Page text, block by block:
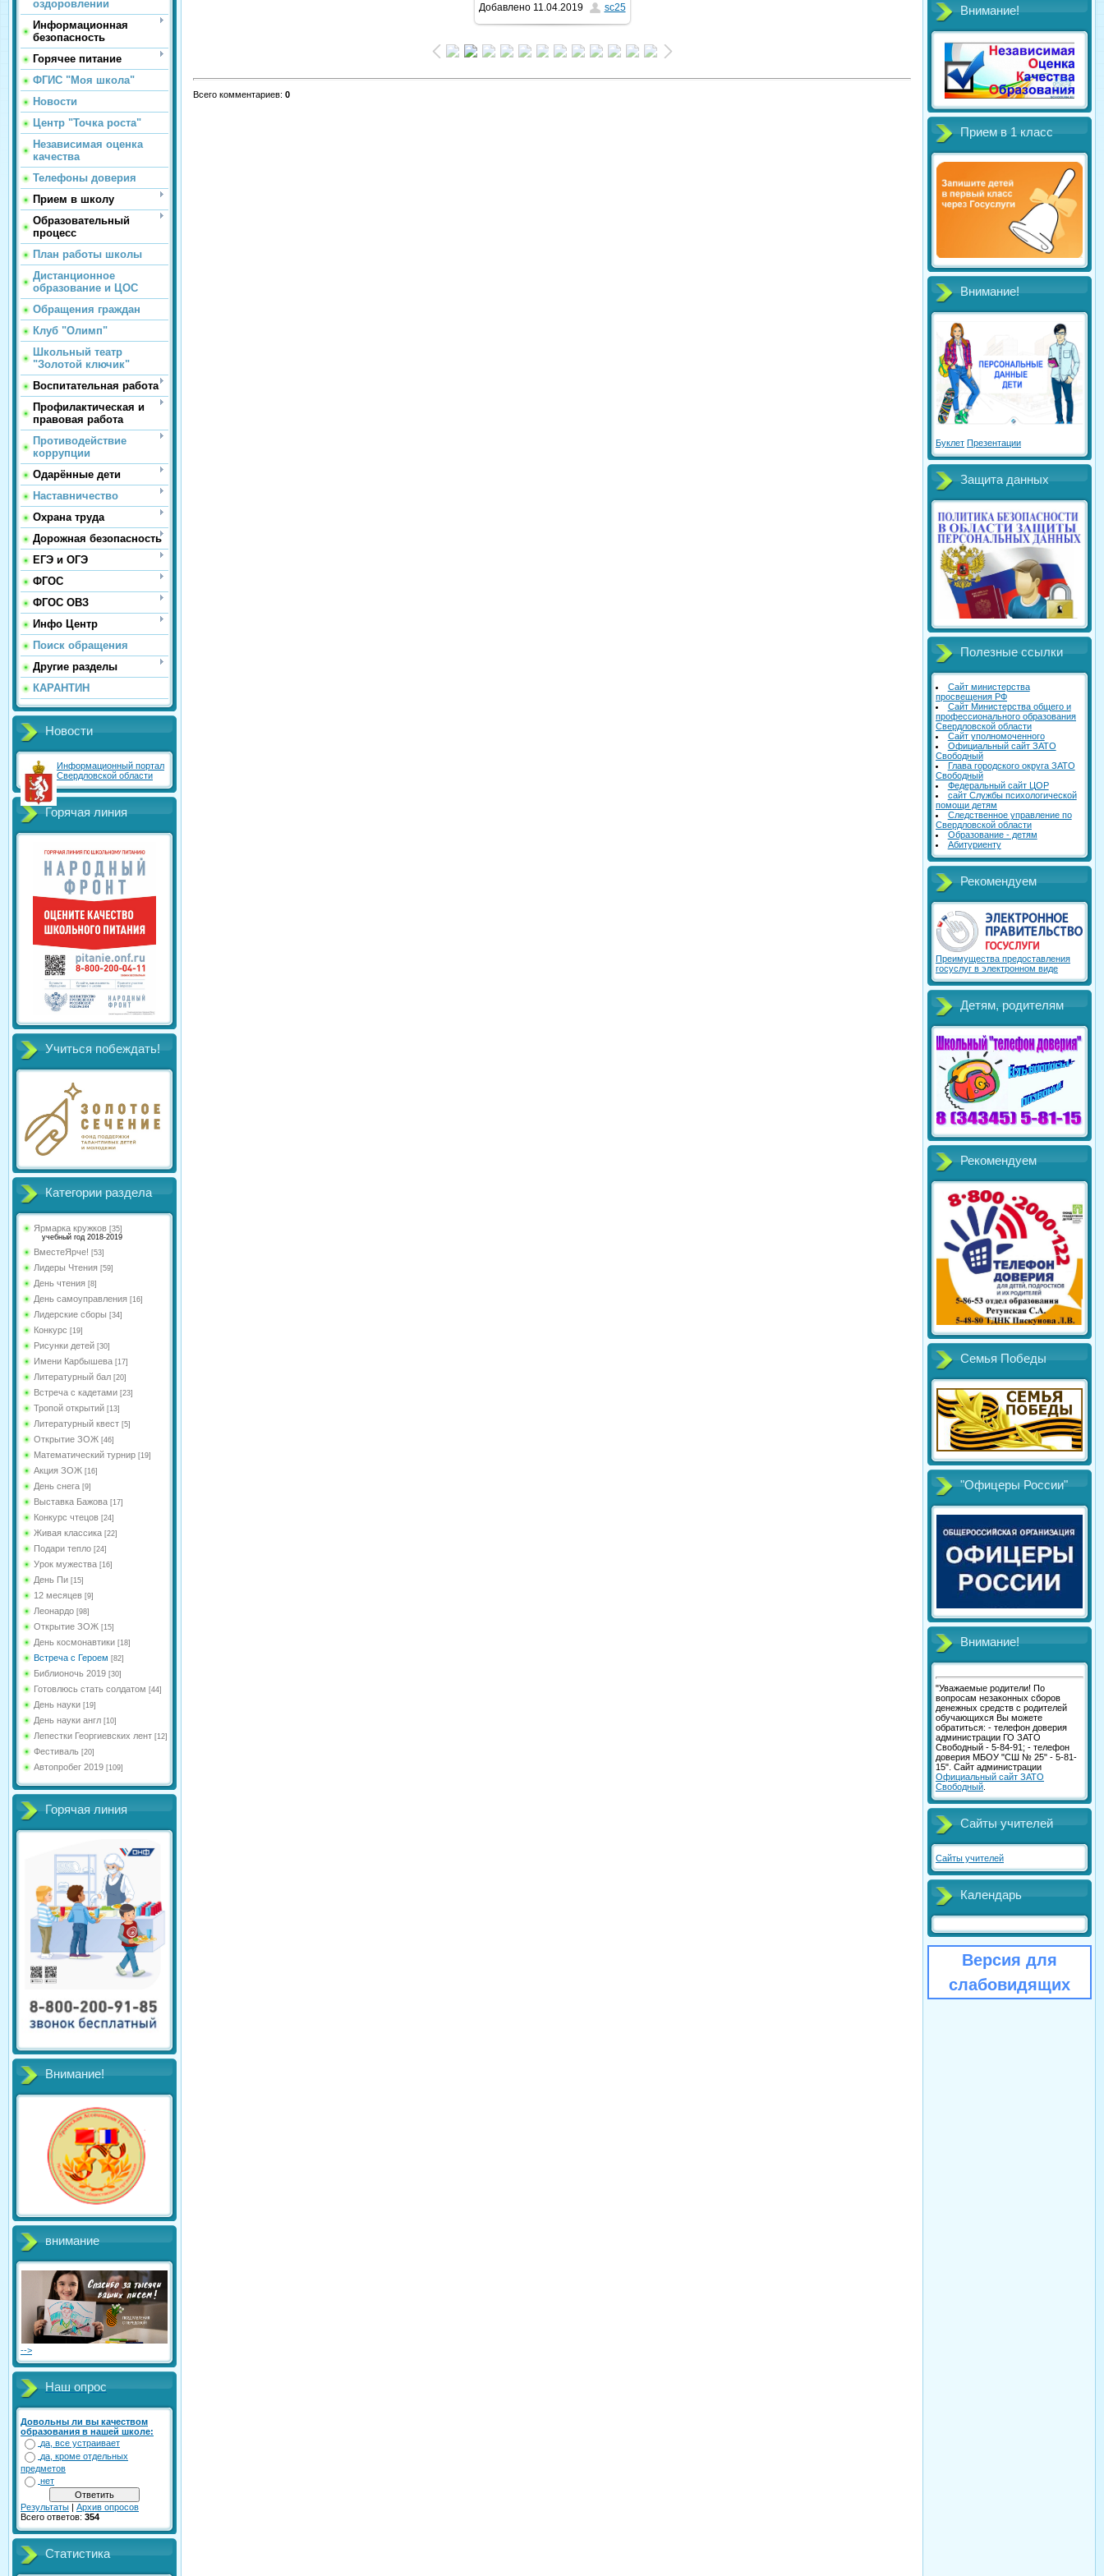
оздоровлении
Информационная
безопасность
Горячее питание
ФГИС "Моя школа"
Новости
Центр "Точка роста"
Независимая оценка
качества
Телефоны доверия
Прием в школу
Образовательный
процесс
План работы школы
Дистанционное
образование и ЦОС
Обращения граждан
Клуб "Олимп"
Школьный театр
"Золотой ключик"
Воспитательная работа
Профилактическая и
правовая работа
Противодействие
коррупции
Одарённые дети
Наставничество
Охрана труда
Дорожная безопасность
ЕГЭ и ОГЭ
ФГОС
ФГОС ОВЗ
Инфо Центр
Поиск обращения
Другие разделы
КАРАНТИН
Новости
Информационный портал
Свердловской области
Горячая линия
Учиться побеждать!
Категории раздела
Ярмарка кружков [35]
учебный год 2018-2019
ВместеЯрче! [53]
Лидеры Чтения [59]
День чтения [8]
День самоуправления [16]
Лидерские сборы [34]
Конкурс [19]
Рисунки детей [30]
Имени Карбышева [17]
Литературный бал [20]
Встреча с кадетами [23]
Тропой открытий [13]
Литературный квест [5]
Открытие ЗОЖ [46]
Математический турнир [19]
Акция ЗОЖ [16]
День снега [9]
Выставка Бажова [17]
Конкурс чтецов [24]
Живая классика [22]
Подари тепло [24]
Урок мужества [16]
День Пи [15]
12 месяцев [9]
Леонардо [98]
Открытие ЗОЖ [15]
День космонавтики [18]
Встреча с Героем [82]
Библионочь 2019 [30]
Готовлюсь стать солдатом [44]
День науки [19]
День науки англ [10]
Лепестки Георгиевских лент [12]
Фестиваль [20]
Автопробег 2019 [109]
Горячая линия
Внимание!
внимание
-->
Наш опрос
Довольны ли вы качеством
образования в нашей школе:
да, все устраивает
да, кроме отдельных
предметов
нет
Результаты | Архив опросов
Всего ответов: 354
Статистика
1024x681 / 441.6Kb
Добавлено11.04.2019 sc25
Всего комментариев: 0
Внимание!
Прием в 1 класс
Внимание!
Буклет Презентации
Защита данных
Полезные ссылки
Сайт министерства
просвещения РФ
Сайт Министерства общего и
профессионального образования
Свердловской области
Сайт уполномоченного
Официальный сайт ЗАТО
Свободный
Глава городского округа ЗАТО
Свободный
Федеральный сайт ЦОР
сайт Службы психологической
помощи детям
Следственное управление по
Свердловской области
Образование - детям
Абитуриенту
Рекомендуем
Преимущества предоставления
госуслуг в электронном виде
Детям, родителям
Рекомендуем
Семья Победы
"Офицеры России"
Внимание!
"Уважаемые родители! По
вопросам незаконных сборов
денежных средств с родителей
обучающихся Вы можете
обратиться: - телефон доверия
администрации ГО ЗАТО
Свободный - 5-84-91; - телефон
доверия МБОУ "СШ № 25" - 5-81-
15". Сайт администрации
Официальный сайт ЗАТО
Свободный
Сайты учителей
Сайты учителей
Календарь
Версия для
слабовидящих